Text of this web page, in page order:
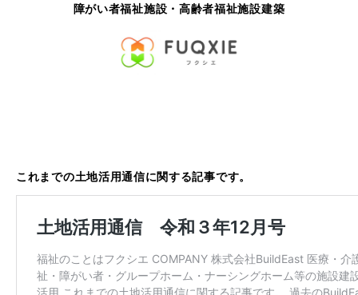
障がい者福祉施設・高齢者福祉施設建築
これまでの土地活用通信に関する記事です。